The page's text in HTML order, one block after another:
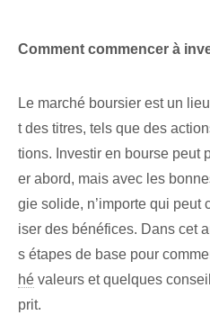
Comment commencer à
Le marché boursier est un
t des titres, tels que des
tions. Investir en bourse peut
er abord, mais avec les
gie solide, n’importe qui peut
iser des bénéfices. ​Dans cet
s étapes de base pour
hé valeurs et quelques
prit.